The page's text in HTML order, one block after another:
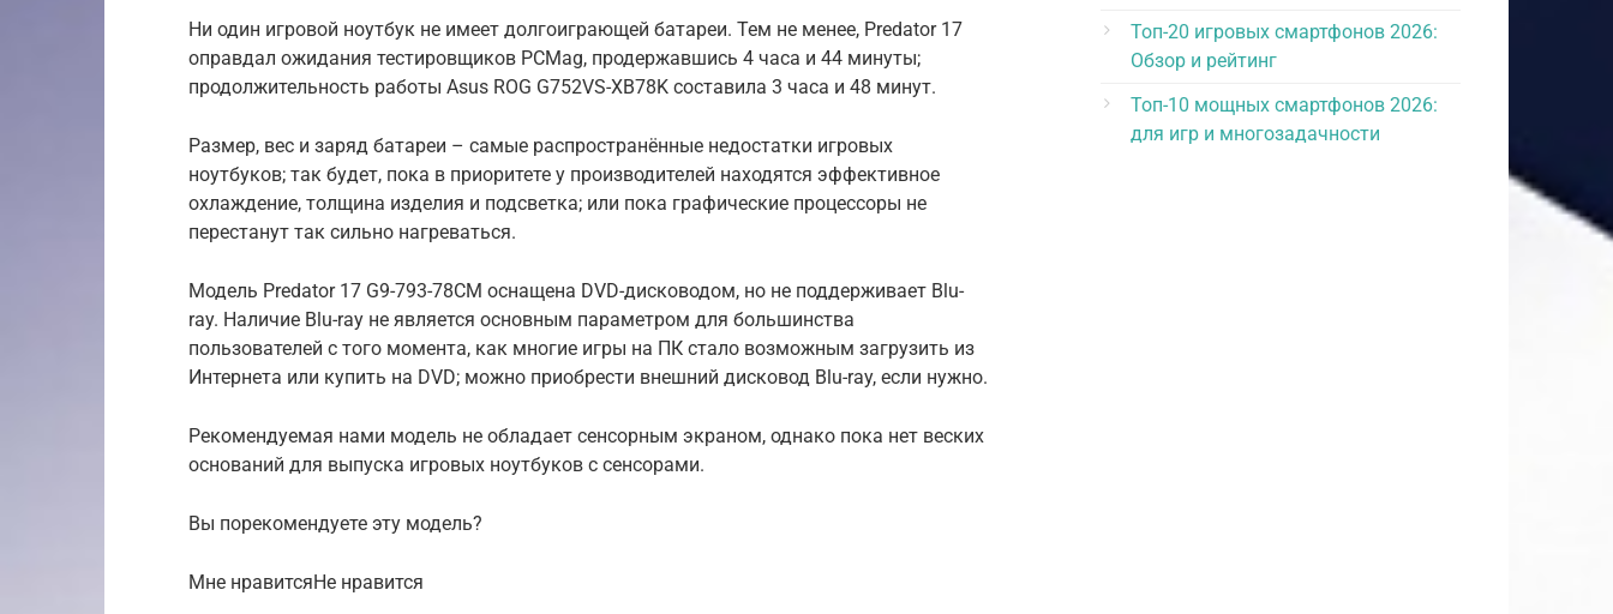
Ни один игровой ноутбук не имеет долгоиграющей батареи. Тем не менее, Predator 17
оправдал ожидания тестировщиков PCMag, продержавшись 4 часа и 44 минуты;
продолжительность работы Asus ROG G752VS-XB78K составила 3 часа и 48 минут.
Размер, вес и заряд батареи – самые распространённые недостатки игровых
ноутбуков; так будет, пока в приоритете у производителей находятся эффективное
охлаждение, толщина изделия и подсветка; или пока графические процессоры не
перестанут так сильно нагреваться.
Модель Predator 17 G9-793-78CM оснащена DVD-дисководом, но не поддерживает Blu-
ray. Наличие Blu-ray не является основным параметром для большинства
пользователей с того момента, как многие игры на ПК стало возможным загрузить из
Интернета или купить на DVD; можно приобрести внешний дисковод Blu-ray, если нужно.
Рекомендуемая нами модель не обладает сенсорным экраном, однако пока нет веских
оснований для выпуска игровых ноутбуков с сенсорами.
Вы порекомендуете эту модель?
Мне нравитсяНе нравится
Топ-20 игровых смартфонов 2026:
Обзор и рейтинг
Топ-10 мощных смартфонов 2026:
для игр и многозадачности